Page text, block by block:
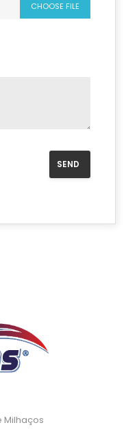
CHOOSE FILE
Milhaços